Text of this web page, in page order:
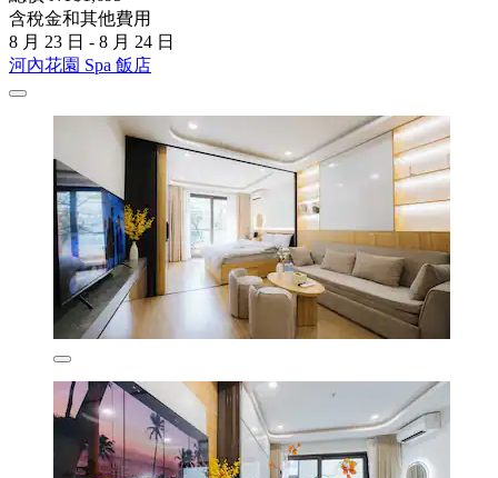
含稅金和其他費用
8 月 23 日 - 8 月 24 日
河內花園 Spa 飯店